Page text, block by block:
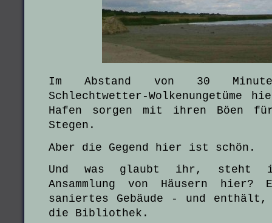
Im Abstand von 30
Schlechtwetter-Wolkenungetüme
Hafen sorgen mit ihren Böen
Stegen.
Aber die Gegend hier ist schön.
Und was glaubt ihr, steht
Ansammlung von Häusern
saniertes Gebäude - und
die Bibliothek.